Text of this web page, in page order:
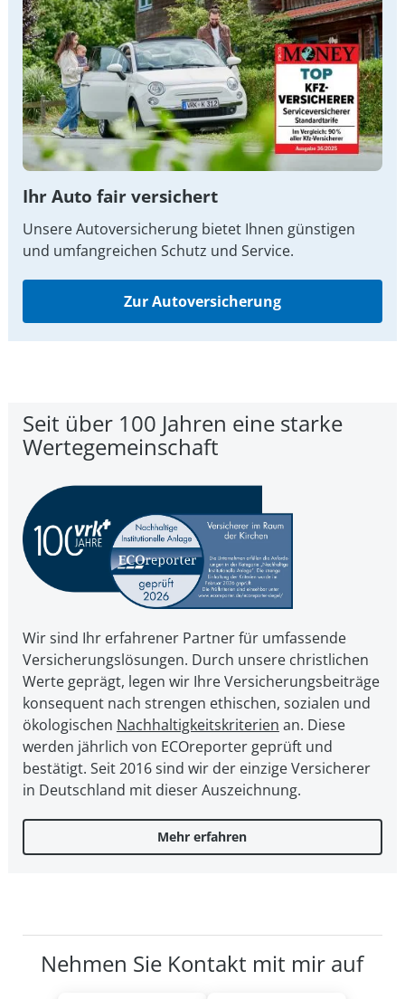
Ihr Auto fair versichert
Unsere Autoversicherung bietet Ihnen günstigen
und umfangreichen Schutz und Service.
Zur Autoversicherung
Seit über 100 Jahren eine starke
Wertegemeinschaft
Wir sind Ihr erfahrener Partner für umfassende
Versicherungslösungen. Durch unsere christ­li­chen
Werte geprägt, legen wir Ihre Ver­si­che­rungs­bei­trä­ge
kon­se­quent nach strengen ethischen, sozialen und
öko­lo­gi­schen Nach­hal­tig­keits­kri­te­ri­en an. Diese
werden jährlich von ECOreporter geprüft und
bestätigt. Seit 2016 sind wir der einzige Versicherer
in Deutschland mit dieser Auszeichnung.
Mehr erfahren
Nehmen Sie Kontakt mit mir auf